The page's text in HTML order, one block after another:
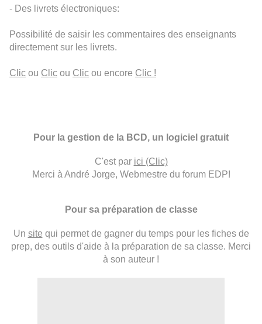
- Des livrets électroniques:
Possibilité de saisir les commentaires des enseignants
directement sur les livrets.
Clic ou Clic ou Clic ou encore Clic !
Pour la gestion de la BCD, un logiciel gratuit
C'est par ici (Clic)
Merci à André Jorge, Webmestre du forum EDP!
Pour sa préparation de classe
Un site qui permet de gagner du temps pour les fiches de
prep, des outils d'aide à la préparation de sa classe. Merci
à son auteur !